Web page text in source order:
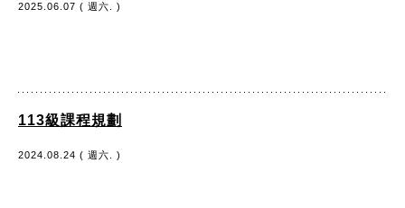
2025.06.07 ( 週六. )
113級課程規劃
2024.08.24 ( 週六. )